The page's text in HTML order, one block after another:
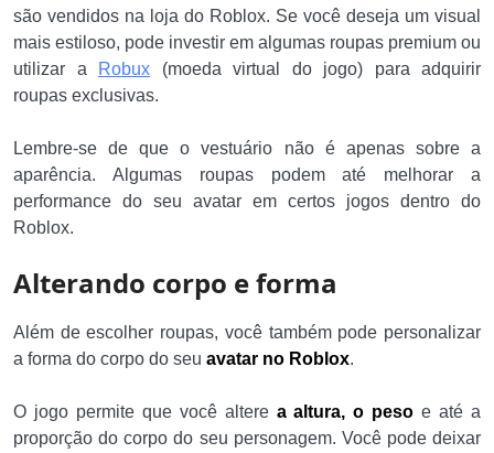
são vendidos na loja do Roblox. Se você deseja um visual
mais estiloso, pode investir em algumas roupas premium ou
utilizar a
Robux (moeda virtual do jogo) para adquirir
roupas exclusivas.
Lembre-se de que o vestuário não é apenas sobre a
aparência. Algumas roupas podem até melhorar a
performance do seu avatar em certos jogos dentro do
Roblox.
Alterando corpo e forma
Além de escolher roupas, você também pode personalizar
a forma do corpo do seu avatar no Roblox.
O jogo permite que você altere a altura, o pesoe até a
proporção do corpo do seu personagem. Você pode deixar